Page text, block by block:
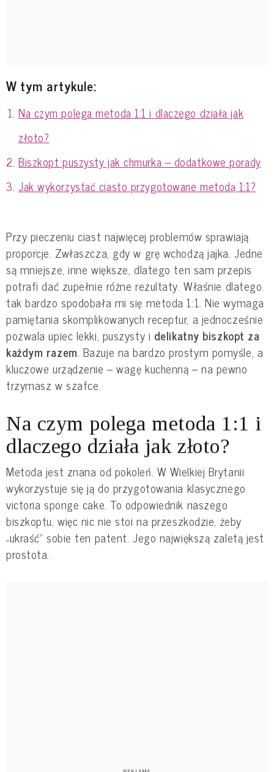
W tym artykule:
Na czym polega metoda 1:1 i dlaczego działa jak
złoto?
Biszkopt puszysty jak chmurka – dodatkowe porady
Jak wykorzystać ciasto przygotowane metodą 1:1?
Przy pieczeniu ciast najwięcej problemów sprawiają
proporcje. Zwłaszcza, gdy w grę wchodzą jajka. Jedne
są mniejsze, inne większe, dlatego ten sam przepis
potrafi dać zupełnie różne rezultaty. Właśnie dlatego
tak bardzo spodobała mi się metoda 1:1. Nie wymaga
pamiętania skomplikowanych receptur, a jednocześnie
pozwala upiec lekki, puszysty i delikatny biszkopt za
każdym razem. Bazuje na bardzo prostym pomyśle, a
kluczowe urządzenie – wagę kuchenną – na pewno
trzymasz w szafce.
Na czym polega metoda 1:1 i
dlaczego działa jak złoto?
Metoda jest znana od pokoleń. W Wielkiej Brytanii
wykorzystuje się ją do przygotowania klasycznego
victoria sponge cake. To odpowiednik naszego
biszkoptu, więc nic nie stoi na przeszkodzie, żeby
„ukraść” sobie ten patent. Jego największą zaletą jest
prostota.